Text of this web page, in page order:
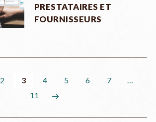
PRESTATAIRES ET
FOURNISSEURS
2 3 4 5 6 7
11